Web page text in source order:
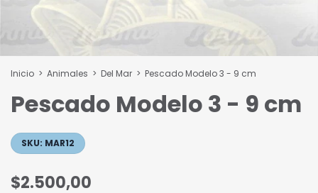
Inicio > Animales > Del Mar > Pescado Modelo 3 - 9 cm
Pescado Modelo 3 - 9 cm
SKU: MAR12
$2.500,00